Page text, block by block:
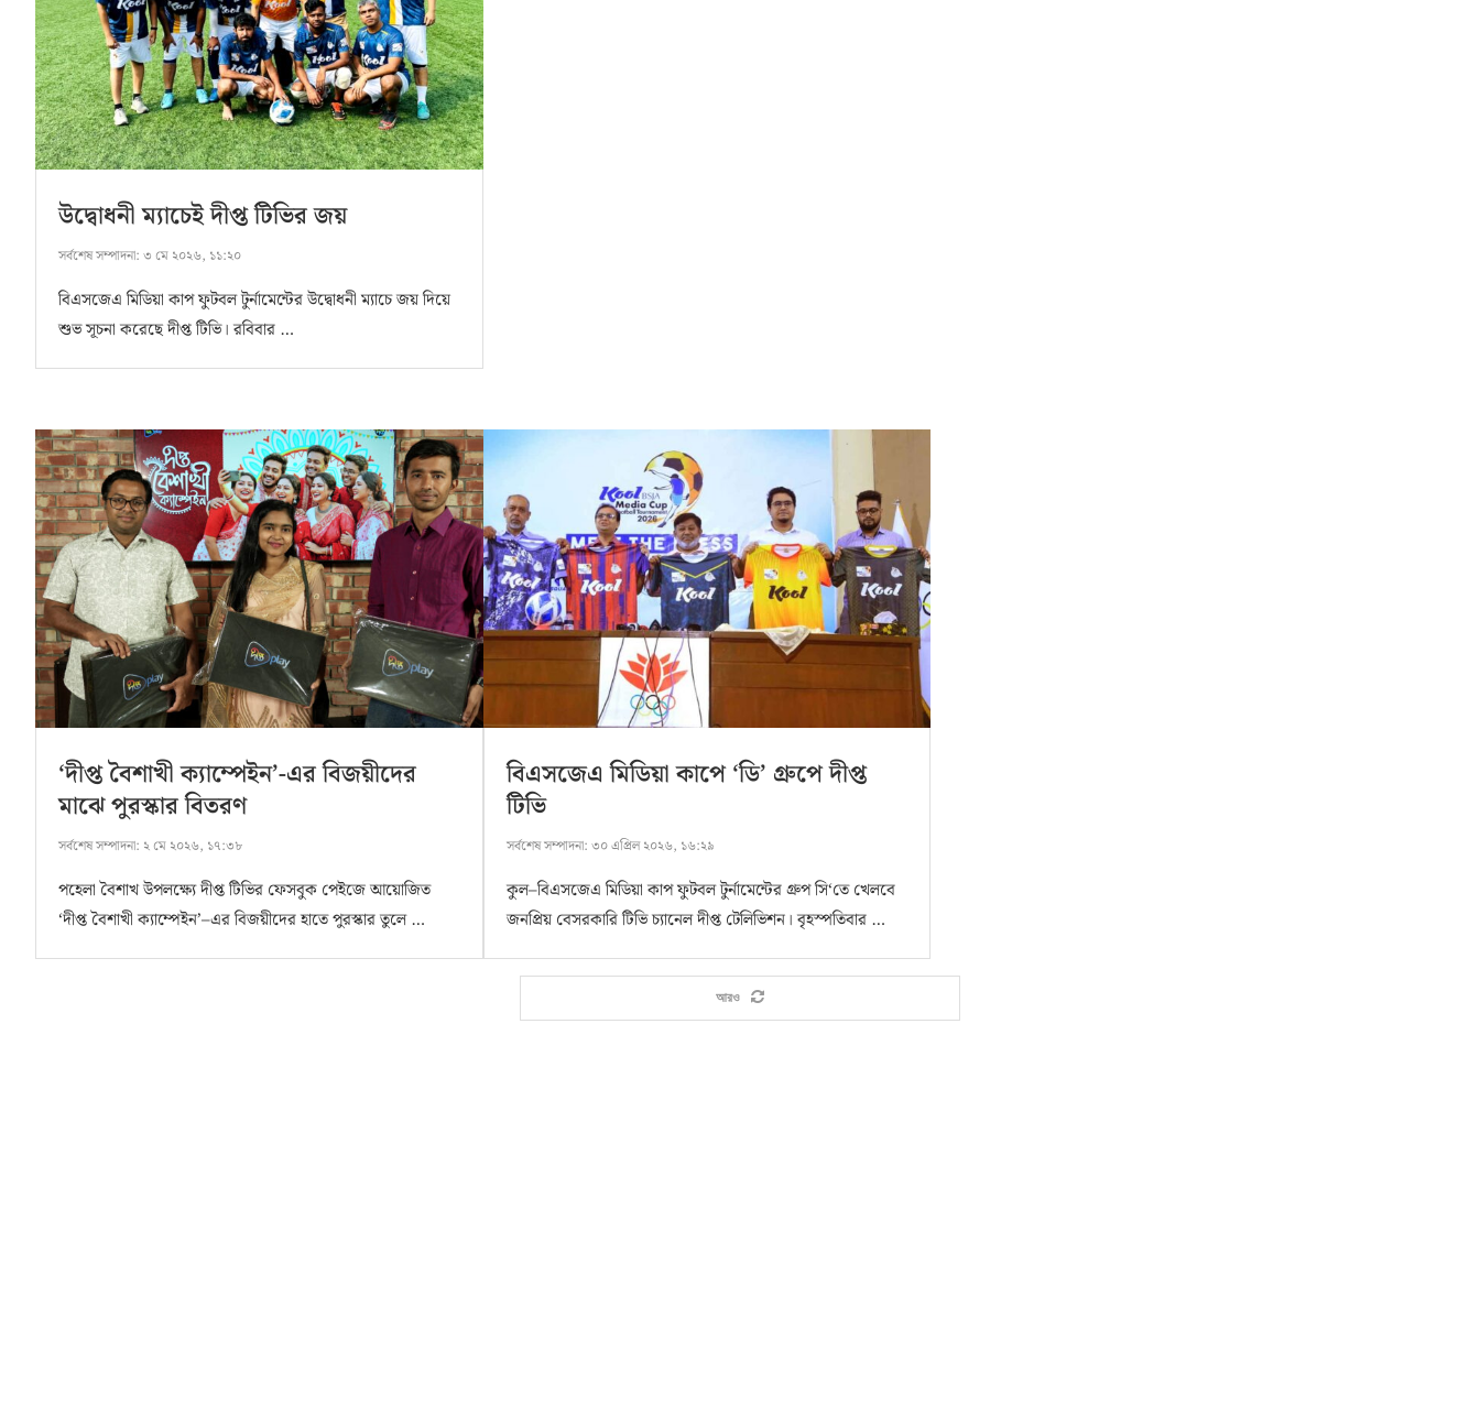
উদ্বোধনী ম্যাচেই দীপ্ত টিভির জয়
সর্বশেষ সম্পাদনা: ৩ মে ২০২৬, ১১:২০
বিএসজেএ মিডিয়া কাপ ফুটবল টুর্নামেন্টের উদ্বোধনী ম্যাচে জয় দিয়ে
শুভ সূচনা করেছে দীপ্ত টিভি। রবিবার …
‘দীপ্ত বৈশাখী ক্যাম্পেইন’-এর বিজয়ীদের
মাঝে পুরস্কার বিতরণ
সর্বশেষ সম্পাদনা: ২ মে ২০২৬, ১৭:৩৮
পহেলা বৈশাখ উপলক্ষ্যে দীপ্ত টিভির ফেসবুক পেইজে আয়োজিত
‘দীপ্ত বৈশাখী ক্যাম্পেইন’–এর বিজয়ীদের হাতে পুরস্কার তুলে …
বিএসজেএ মিডিয়া কাপে ‘ডি’ গ্রুপে দীপ্ত
টিভি
সর্বশেষ সম্পাদনা: ৩০ এপ্রিল ২০২৬, ১৬:২৯
কুল–বিএসজেএ মিডিয়া কাপ ফুটবল টুর্নামেন্টের গ্রুপ সি‘তে খেলবে
জনপ্রিয় বেসরকারি টিভি চ্যানেল দীপ্ত টেলিভিশন। বৃহস্পতিবার …
আরও